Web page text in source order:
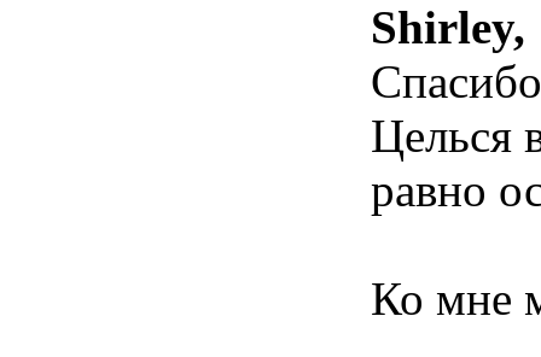
Shirley,
Целься
равно
Ко мне